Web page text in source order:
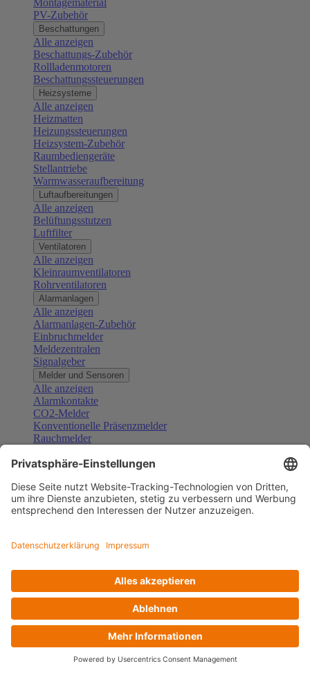
Montagematerial
PV-Zubehör
Beschattungen
Alle anzeigen
Beschattungs-Zubehör
Rollladenmotoren
Beschattungssteuerungen
Heizsysteme
Alle anzeigen
Heizmatten
Heizungssteuerungen
Heizsystem-Zubehör
Raumbediengeräte
Stellantriebe
Warmwasseraufbereitung
Luftaufbereitungen
Alle anzeigen
Belüftungsstutzen
Luftfilter
Ventilatoren
Alle anzeigen
Kleinraumventilatoren
Rohrventilatoren
Alarmanlagen
Alle anzeigen
Alarmanlagen-Zubehör
Einbruchmelder
Meldezentralen
Signalgeber
Melder und Sensoren
Alle anzeigen
Alarmkontakte
CO2-Melder
Konventionelle Präsenzmelder
Rauchmelder
Gefahrenmelder
Türsprechanlagen
Alle anzeigen
Außenstationen
Klingeltaster und Gongs
Sprechanlagen-Sets
Zubehör Türkommunikation
Videoüberwachung
Zubehör Videoüberwachung
Alle anzeigen